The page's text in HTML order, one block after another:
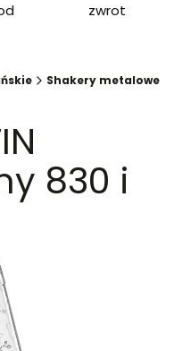
zwrot
Shakery metalowe
830 i